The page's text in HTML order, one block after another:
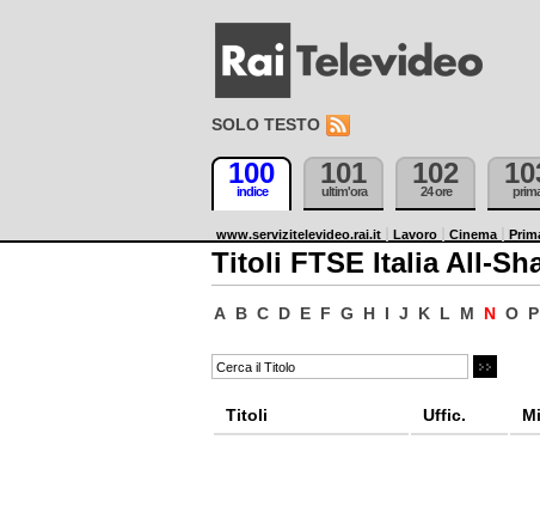
SOLO TESTO
100
indice
101
ultim'ora
102
24 ore
www.servizitelevideo.rai.it Lavoro Cinema
Titoli FTSE Italia All-
A B C D E F G H I J K L M N O P
Titoli Uffic.